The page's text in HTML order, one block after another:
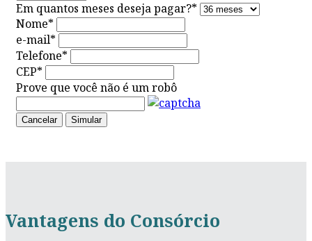
Em quantos meses deseja pagar?*
Nome*
e-mail*
Telefone*
CEP*
Prove que você não é um robô
Cancelar Simular
Vantagens do Consórcio